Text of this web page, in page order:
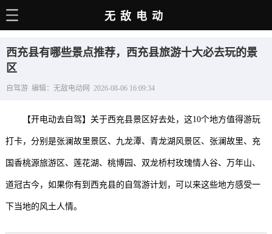
电动百科
电车资讯
电车手册
选车推荐
充电站
用车百科
无敌电动
西充县有哪些景点推荐，西充县旅游十大必去玩的景
区
自驾游 编辑：无敌电动网 2026-08-06 16:09:34
【开电动去自驾】关于西充县景区好去处，这10个地方值得游玩
打卡，分别是张澜故里景区、九龙潭、青龙湖风景区、张澜故里、充
国香桃源旅游区、莲花湖、桃博园、双龙桥村玫瑰情人谷、万年山、
道冠古今，如果你有到西充县的自驾游计划，可以来这些地方感受一
下当地的风土人情。